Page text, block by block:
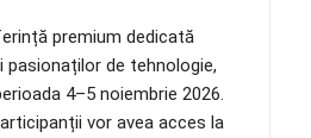
premium dedicată
de tehnologie,
4–5 noiembrie 2026.
vor avea acces la